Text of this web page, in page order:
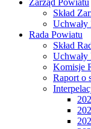
Rada Powiatu
Skład
Komisje
Raport o